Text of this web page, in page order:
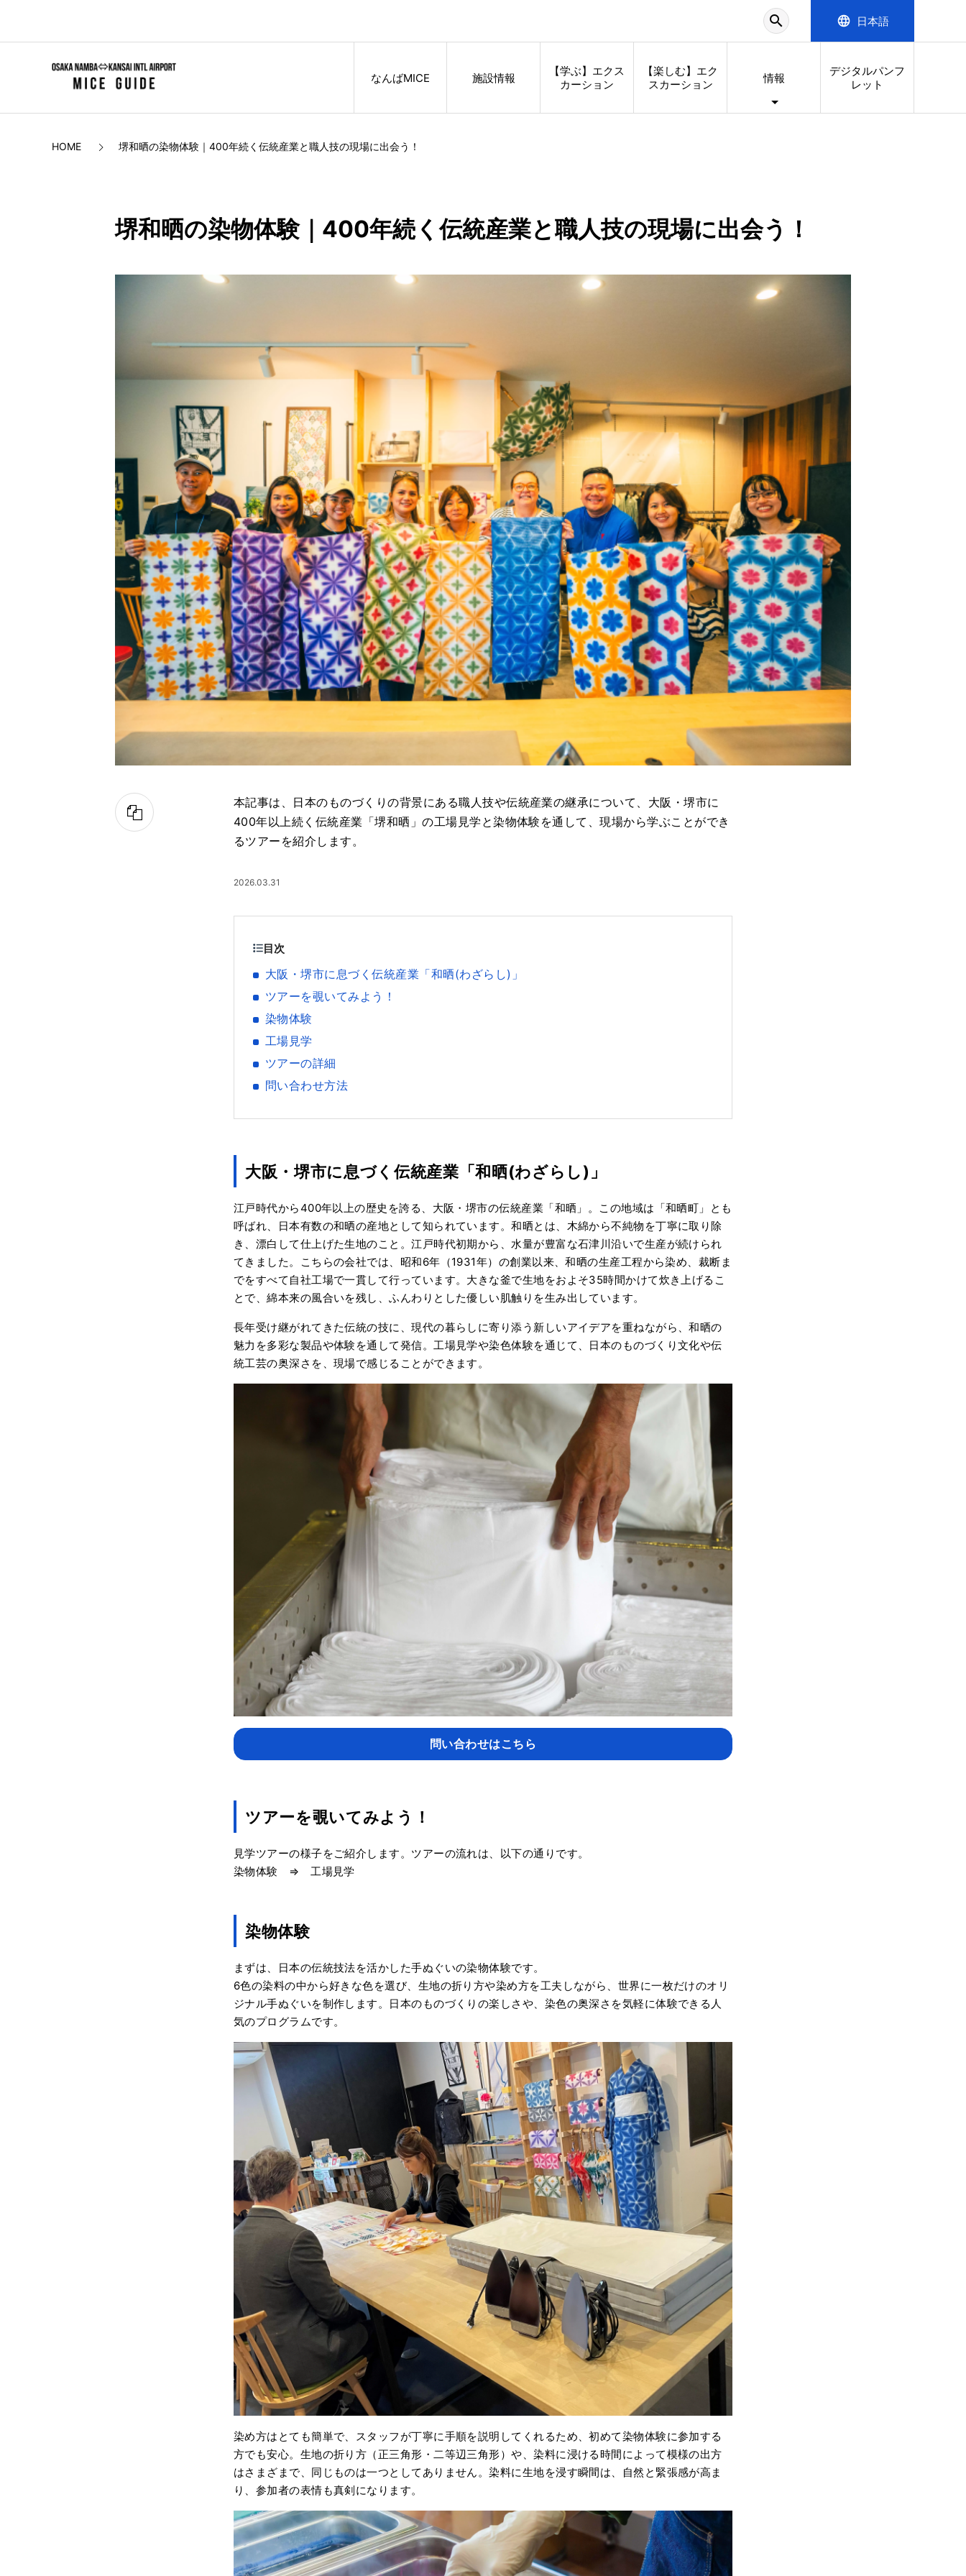
search language 日本語
なんばMICE 施設情報
【学ぶ】エクス
カーション
【楽しむ】エク
スカーション
情報
デジタルパンフ
レット
HOME 堺和晒の染物体験｜400年続く伝統産業と職人技の現場に出会う！
堺和晒の染物体験｜400年続く伝統産業と職人技の現場に出会う！
本記事は、日本のものづくりの背景にある職人技や伝統産業の継承について、大阪・堺市に
400年以上続く伝統産業「堺和晒」の工場見学と染物体験を通して、現場から学ぶことができ
るツアーを紹介します。
2026.03.31
目次
大阪・堺市に息づく伝統産業「和晒(わざらし)」
ツアーを覗いてみよう！
染物体験
工場見学
ツアーの詳細
問い合わせ方法
大阪・堺市に息づく伝統産業「和晒(わざらし)」
江戸時代から400年以上の歴史を誇る、大阪・堺市の伝統産業「和晒」。この地域は「和晒町」とも
呼ばれ、日本有数の和晒の産地として知られています。和晒とは、木綿から不純物を丁寧に取り除
き、漂白して仕上げた生地のこと。江戸時代初期から、水量が豊富な石津川沿いで生産が続けられ
てきました。こちらの会社では、昭和6年（1931年）の創業以来、和晒の生産工程から染め、裁断ま
でをすべて自社工場で一貫して行っています。大きな釜で生地をおよそ35時間かけて炊き上げるこ
とで、綿本来の風合いを残し、ふんわりとした優しい肌触りを生み出しています。
長年受け継がれてきた伝統の技に、現代の暮らしに寄り添う新しいアイデアを重ねながら、和晒の
魅力を多彩な製品や体験を通して発信。工場見学や染色体験を通じて、日本のものづくり文化や伝
統工芸の奥深さを、現場で感じることができます。
問い合わせはこちら
ツアーを覗いてみよう！
見学ツアーの様子をご紹介します。ツアーの流れは、以下の通りです。
染物体験 ⇒ 工場見学
染物体験
まずは、日本の伝統技法を活かした手ぬぐいの染物体験です。
6色の染料の中から好きな色を選び、生地の折り方や染め方を工夫しながら、世界に一枚だけのオリ
ジナル手ぬぐいを制作します。日本のものづくりの楽しさや、染色の奥深さを気軽に体験できる人
気のプログラムです。
染め方はとても簡単で、スタッフが丁寧に手順を説明してくれるため、初めて染物体験に参加する
方でも安心。生地の折り方（正三角形・二等辺三角形）や、染料に浸ける時間によって模様の出方
はさまざまで、同じものは一つとしてありません。染料に生地を浸す瞬間は、自然と緊張感が高ま
り、参加者の表情も真剣になります。